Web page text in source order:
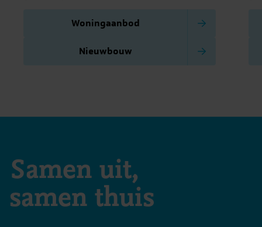
Woningaanbod
Nieuwbouw
Samen uit,
samen thuis